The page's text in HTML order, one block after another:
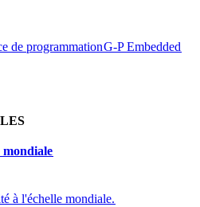
de programmation​​G-P Embedded​​
mondiale​​
à l'échelle mondiale.​​